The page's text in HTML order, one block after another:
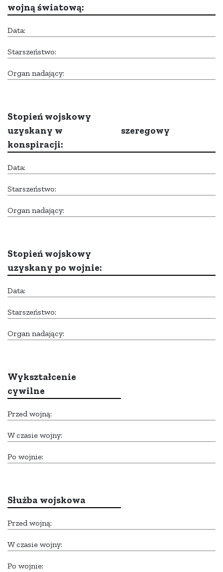
wojną światową:
Data:
Starszeństwo:
Organ nadający:
Stopień wojskowy
uzyskany w
konspiracji:
szeregowy
Data:
Starszeństwo:
Organ nadający:
Stopień wojskowy
uzyskany po wojnie:
Data:
Starszeństwo:
Organ nadający:
Wykształcenie
cywilne
Przed wojną:
W czasie wojny:
Po wojnie:
Służba wojskowa
Przed wojną:
W czasie wojny:
Po wojnie: